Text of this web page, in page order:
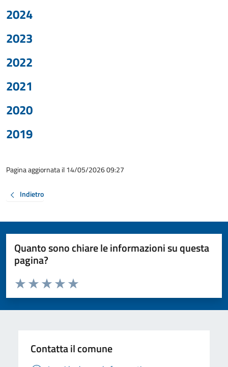
2024
2023
2022
2021
2020
2019
Pagina aggiornata il 14/05/2026 09:27
Indietro
Quanto sono chiare le informazioni su questa
pagina?
Valuta da 1 a 5 stelle la pagina
Valuta 5 stelle su 5
Valuta 4 stelle su 5
Valuta 3 stelle su 5
Valuta 2 stelle su 5
Valuta 1 stelle su 5
Contatta il comune